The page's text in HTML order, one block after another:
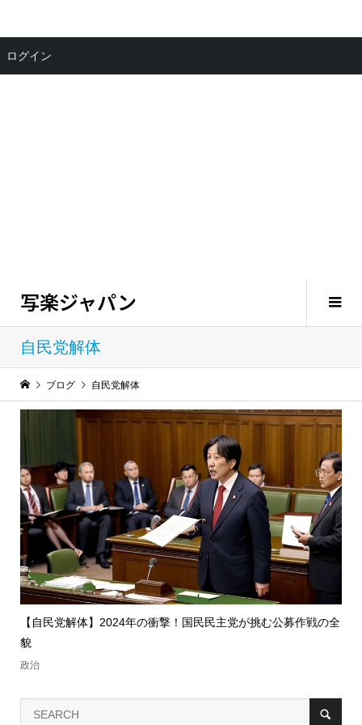
写楽ジャパン
自民党解体
ブログ 自民党解体
【自民党解体】2024年の衝撃！国民民主党が挑む公募作戦の全
貌
政治
ログイン